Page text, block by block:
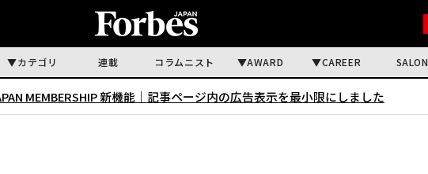
カテゴリ 連載 コラムニスト AWARD CAREER SALON
MEMBERSHIP 新機能｜ 記事ページ内の広告表示を最小限にしました